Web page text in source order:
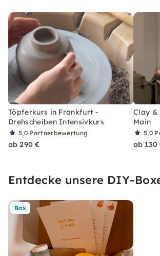
Töpferkurs in Frankfurt -
Drehscheiben Intensivkurs
5,0 Partnerbewertung
ab 290 €
Clay &
Main
5,0
ab 130
Entdecke unsere DIY-
Box